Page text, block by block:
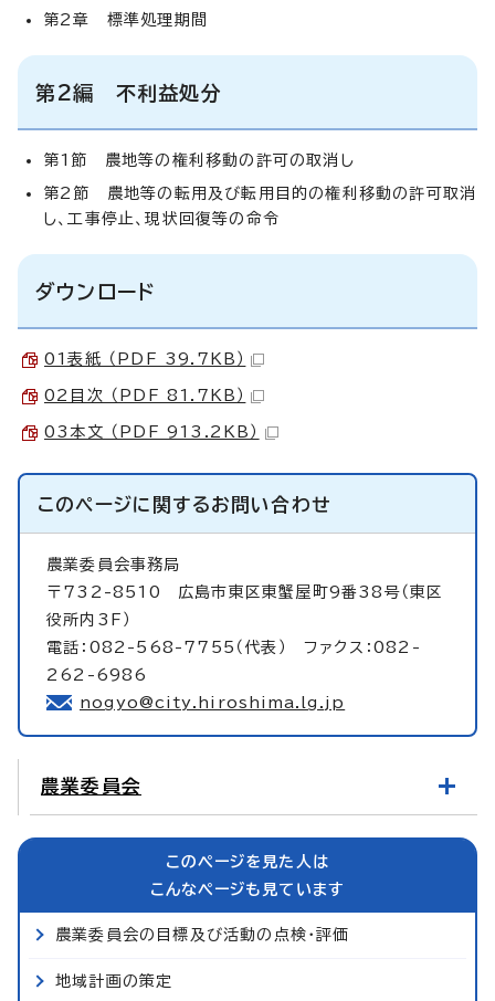
第2章 標準処理期間
第2編 不利益処分
第1節 農地等の権利移動の許可の取消し
第2節 農地等の転用及び転用目的の権利移動の許可取消
し、工事停止、現状回復等の命令
ダウンロード
01表紙 （PDF 39.7KB）
02目次 （PDF 81.7KB）
03本文 （PDF 913.2KB）
このページに関するお問い合わせ
農業委員会事務局
〒732-8510 広島市東区東蟹屋町9番38号（東区
役所内3F）
電話：082-568-7755（代表） ファクス：082-
262-6986
nogyo@city.hiroshima.lg.jp
農業委員会
このページを見た人は
こんなページも見ています
農業委員会の目標及び活動の点検・評価
地域計画の策定